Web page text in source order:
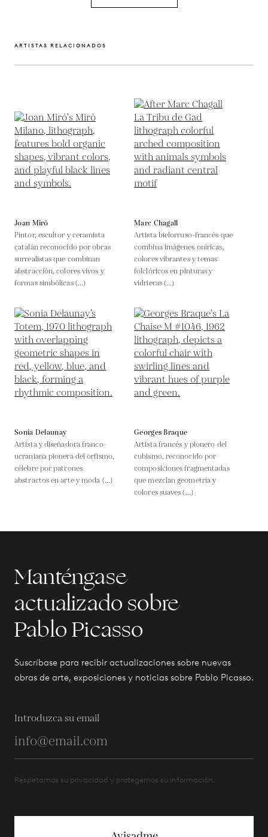
ARTISTAS RELACIONADOS
Joan Miró
Pintor, escultor y ceramista
catalán reconocido por obras
surrealistas que combinan
abstracción, colores vivos y
formas simbólicas (...)
Marc Chagall
Artista bielorruso-francés que
combina imágenes oníricas,
colores vibrantes y temas
folclóricos en pinturas y
vidrieras (...)
Sonia Delaunay
Artista y diseñadora franco-
ucraniana pionera del orfismo,
célebre por patrones
abstractos en arte y moda (...)
Georges Braque
Artista francés y pionero del
cubismo, reconocido por
composiciones fragmentadas
que mezclan geometría y
colores suaves (...)
Manténgase
actualizado sobre
Pablo Picasso
Suscríbase para recibir actualizaciones sobre nuevas
obras de arte, exposiciones y noticias sobre Pablo Picasso.
Introduzca su email
Respetamos su privacidad y protegemos su información.